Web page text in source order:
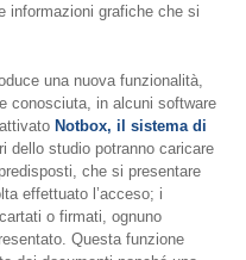
informazioni grafiche che si
una nuova funzionalità,
conosciuta, in alcuni software
Notbox, il sistema di
dello studio potranno caricare
che si presentare
effettuato l’acceso; i
o firmati, ognuno
Questa funzione